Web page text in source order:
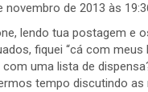
novembro de 2013 às
lendo tua postagem e
fiquei “cá com meus
com uma lista de
tempo discutindo as